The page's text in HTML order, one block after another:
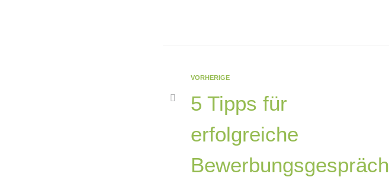
VORHERIGE
5 Tipps für
erfolgreiche
Bewerbungsgespräch